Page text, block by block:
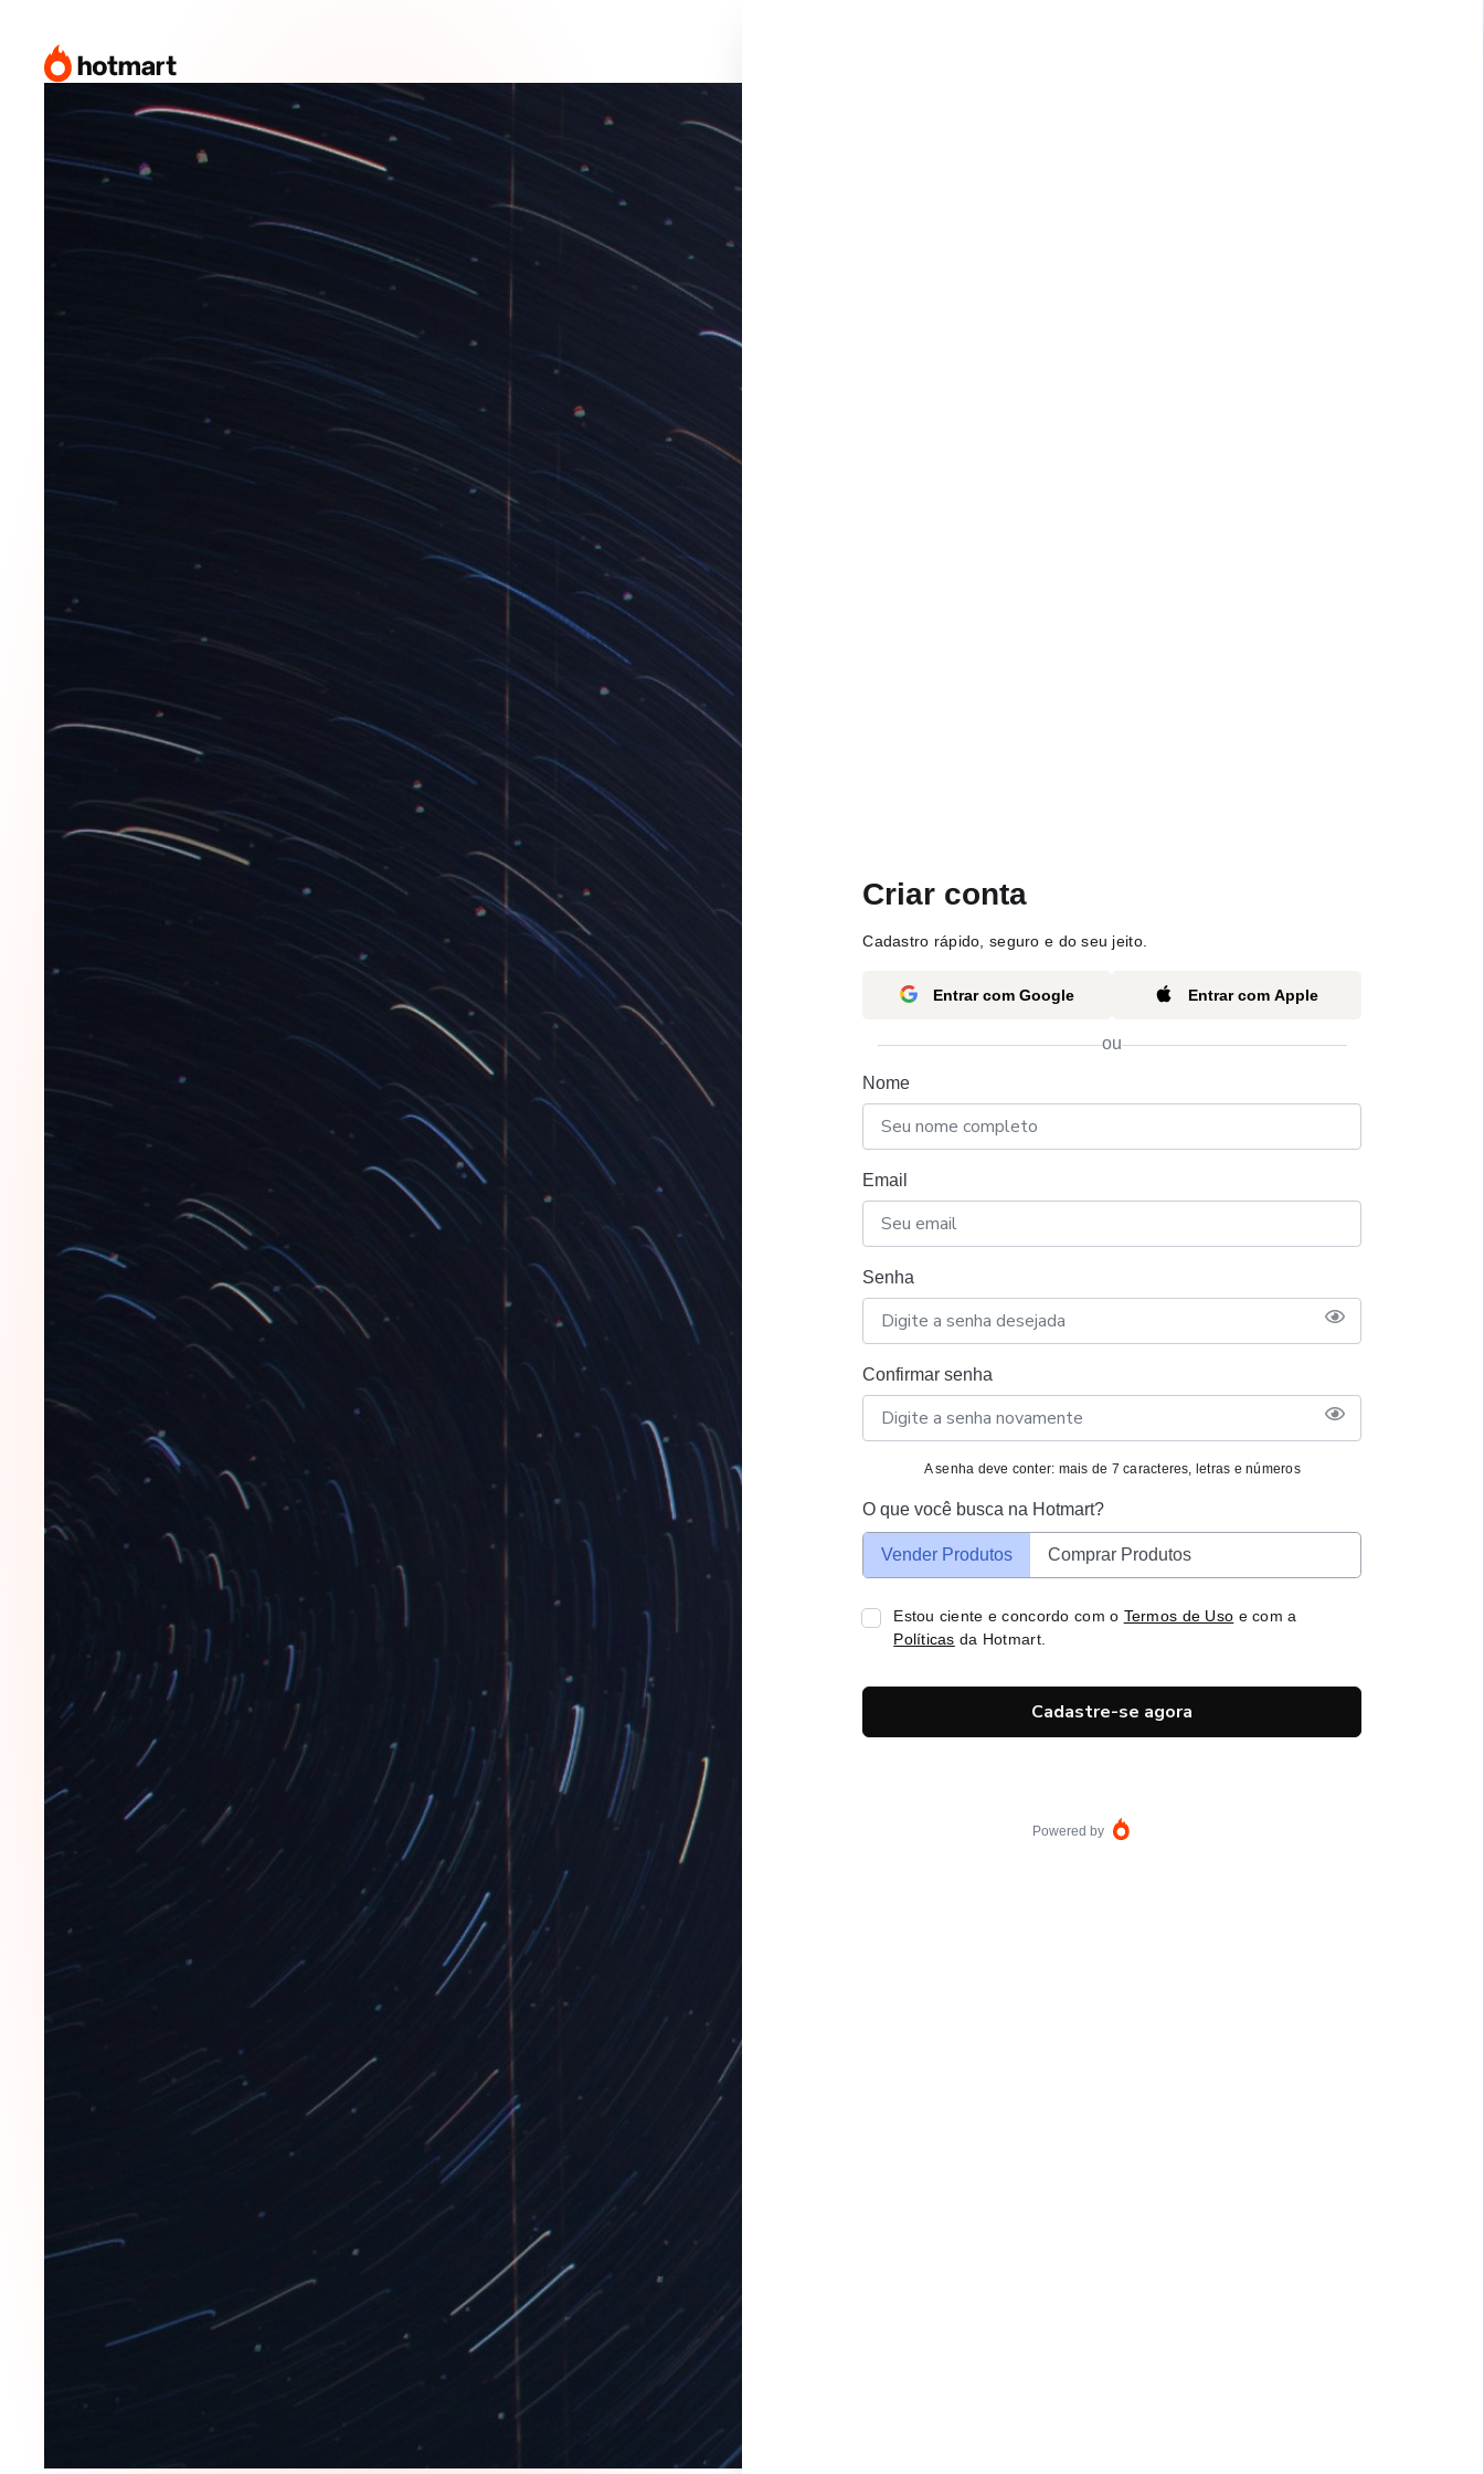
Criar conta
Cadastro rápido, seguro e do seu jeito.
Entrar com Google Entrar com Apple
ou
Nome
Email
Senha
Confirmar senha
A senha deve conter: mais de 7 caracteres, letras e números
O que você busca na Hotmart?
Vender Produtos Comprar Produtos
Estou ciente e concordo com o Termos de Uso e com a
Políticas da Hotmart.
Cadastre-se agora
Powered by